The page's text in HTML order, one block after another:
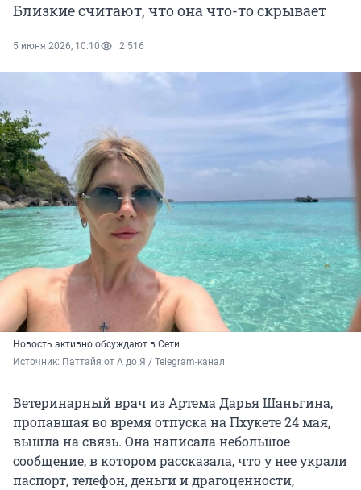
Близкие считают, что она что-то скрывает
5 июня 2026, 10:10 2 516
Новость активно обсуждают в Сети
Источник: Паттайя от А до Я / Telegram-канал
Ветеринарный врач из Артема Дарья Шаньгина,
пропавшая во время отпуска на Пхукете 24 мая,
вышла на связь. Она написала небольшое
сообщение, в котором рассказала, что у нее украли
паспорт, телефон, деньги и драгоценности,